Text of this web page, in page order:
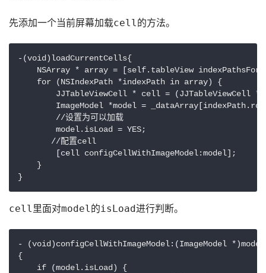
先添加一个当前屏幕加载cell的方法。
-(void)loadCurrentCells{
NSArray * array = [self.tableView
    for (NSIndexPath *indexPath in array) {
JJTableViewCell * cell = (JJTableViewCell
ImageModel *model =
        //设置为可以加载
        model.isLoad = YES;
       //配置cell
        [cell configCellWithImageModel:model];
    }
cell 里面对model的isLoad进行判断。
- (void)configCellWithImageModel:(ImageModel *)model
{
    if (model.isLoad) {